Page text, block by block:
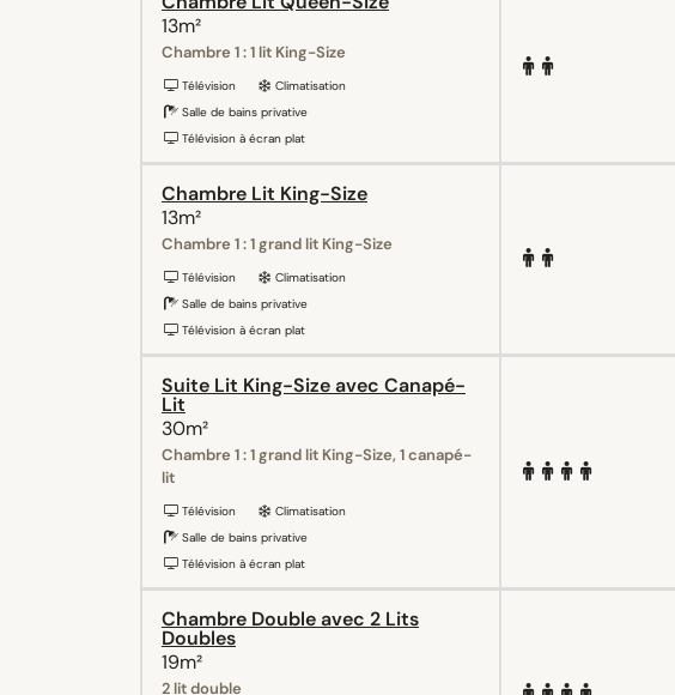
13m²
Chambre 1 : 1 lit King-Size
Télévision
Climatisation
Salle de bains privative
Télévision à écran plat
Chambre Lit King-Size
13m²
Chambre 1 : 1 grand lit King-Size
Télévision
Climatisation
Salle de bains privative
Télévision à écran plat
Suite Lit King-Size avec Canapé-
Lit
30m²
Chambre 1 : 1 grand lit King-Size, 1 canapé-
lit
Télévision
Climatisation
Salle de bains privative
Télévision à écran plat
Chambre Double avec 2 Lits
Doubles
19m²
2 lit double